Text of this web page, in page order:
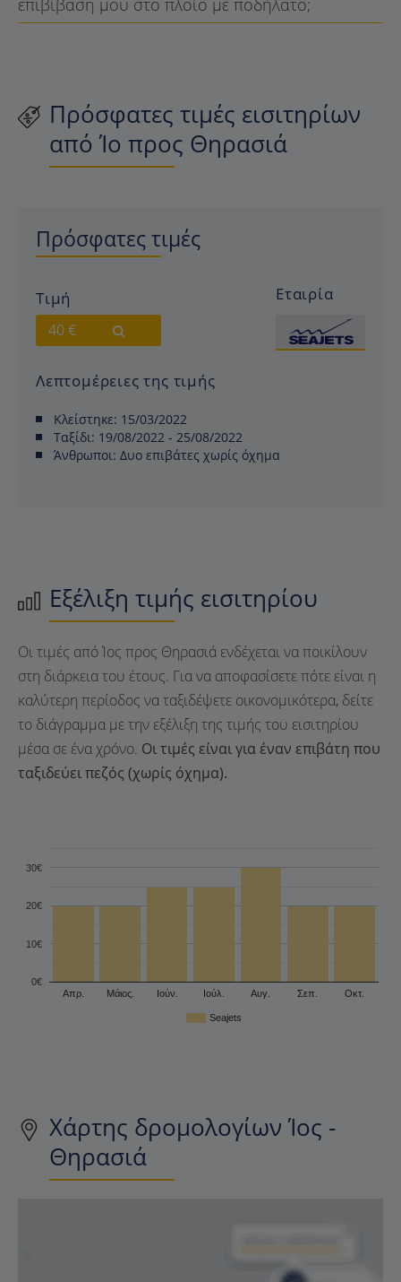
Πρόσφατες τιμές εισιτηρίων
από Ίο προς Θηρασιά
Πρόσφατες τιμές
Τιμή
40 €
Εταιρία
Λεπτομέρειες της τιμής
Κλείστηκε: 15/03/2022
Ταξίδι: 19/08/2022 - 25/08/2022
Άνθρωποι: Δυο επιβάτες χωρίς όχημα
Εξέλιξη τιμής εισιτηρίου
Οι τιμές από Ίος προς Θηρασιά ενδέχεται να ποικίλουν
στη διάρκεια του έτους. Για να αποφασίσετε πότε είναι η
καλύτερη περίοδος να ταξιδέψετε οικονομικότερα, δείτε
το διάγραμμα με την εξέλιξη της τιμής του εισιτηρίου
μέσα σε ένα χρόνο. Οι τιμές είναι για έναν επιβάτη που
ταξιδεύει πεζός (χωρίς όχημα).
Seajets
Απρ. Μάιος. Ιούν. Ιούλ. Αυγ. Σεπ. Οκτ.
0€
10€
20€
30€
Χάρτης δρομολογίων Ίος -
Θηρασιά